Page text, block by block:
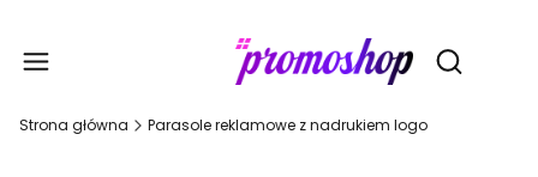
Otwórz
Strona główna Parasole reklamowe z nadrukiem logo